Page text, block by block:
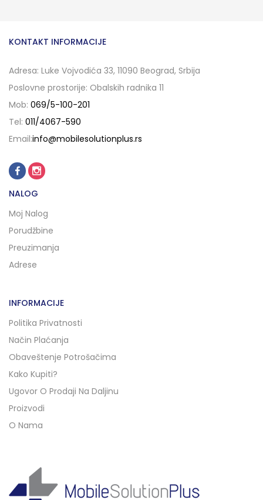
KONTAKT INFORMACIJE
Adresa: Luke Vojvodića 33, 11090 Beograd, Srbija
Poslovne prostorije: Obalskih radnika 11
Mob: 069/5-100-201
Tel: 011/4067-590
Email:info@mobilesolutionplus.rs
NALOG
Moj Nalog
Porudžbine
Preuzimanja
Adrese
INFORMACIJE
Politika Privatnosti
Način Plaćanja
Obaveštenje Potrošačima
Kako Kupiti?
Ugovor O Prodaji Na Daljinu
Proizvodi
O Nama